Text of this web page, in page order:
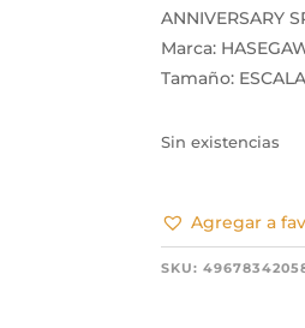
ANNIVERSARY
Marca:
Tamaño:
Sin existencias
Agregar a
SKU: